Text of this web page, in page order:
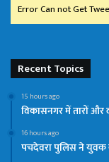
Error Can not Get
Recent Topics
15 hours ago
विकासनगर में तारों और
16 hours ago
पचदेवरा पुलिस ने युवक